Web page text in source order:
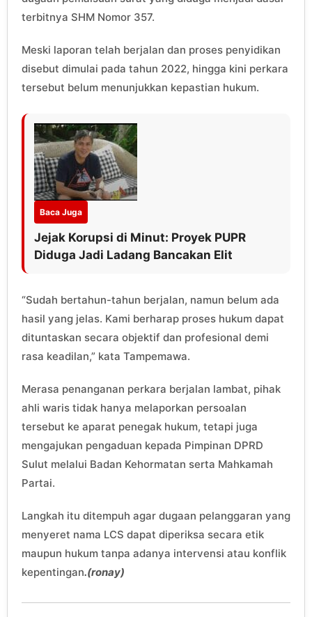
terbitnya SHM Nomor 357.
Meski laporan telah berjalan dan proses penyidikan
disebut dimulai pada tahun 2022, hingga kini perkara
tersebut belum menunjukkan kepastian hukum.
Baca Juga
Jejak Korupsi di Minut: Proyek PUPR
Diduga Jadi Ladang Bancakan Elit
“Sudah bertahun-tahun berjalan, namun belum ada
hasil yang jelas. Kami berharap proses hukum dapat
dituntaskan secara objektif dan profesional demi
rasa keadilan,” kata Tampemawa.
Merasa penanganan perkara berjalan lambat, pihak
ahli waris tidak hanya melaporkan persoalan
tersebut ke aparat penegak hukum, tetapi juga
mengajukan pengaduan kepada Pimpinan DPRD
Sulut melalui Badan Kehormatan serta Mahkamah
Partai.
Langkah itu ditempuh agar dugaan pelanggaran yang
menyeret nama LCS dapat diperiksa secara etik
maupun hukum tanpa adanya intervensi atau konflik
kepentingan.(ronay)